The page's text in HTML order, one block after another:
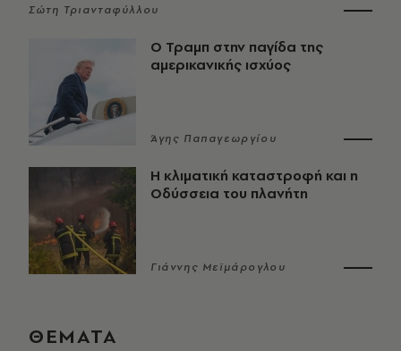
Σώτη Τριανταφύλλου
Ο Τραμπ στην παγίδα της
αμερικανικής ισχύος
Άγης Παπαγεωργίου
Η κλιματική καταστροφή και η
Οδύσσεια του πλανήτη
Γιάννης Μεϊμάρογλου
ΘΕΜΑΤΑ